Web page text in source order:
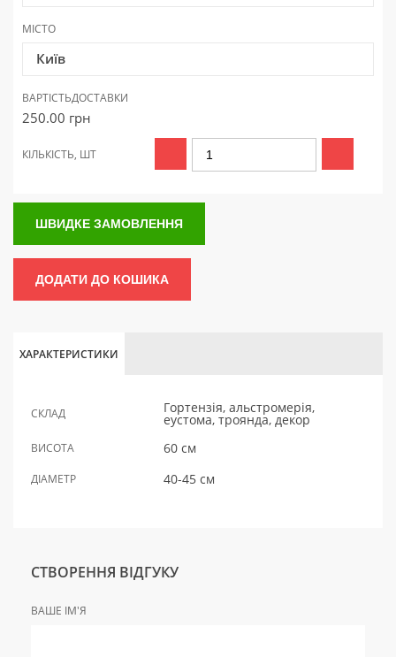
МІСТО
Київ
ВАРТІСТЬДОСТАВКИ
250.00 грн
КІЛЬКІСТЬ, ШТ
ШВИДКЕ ЗАМОВЛЕННЯ
ДОДАТИ ДО КОШИКА
ХАРАКТЕРИСТИКИ
СКЛАД Гортензія, альстромерія,
еустома, троянда, декор
ВИСОТА 60 см
ДІАМЕТР 40-45 см
СТВОРЕННЯ ВІДГУКУ
ВАШЕ ІМ'Я